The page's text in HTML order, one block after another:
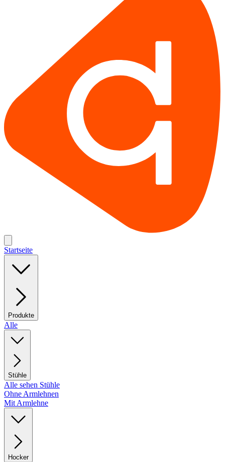
Startseite
Produkte
Alle
Stühle
Alle sehen Stühle
Ohne Armlehnen
Mit Armlehne
Hocker